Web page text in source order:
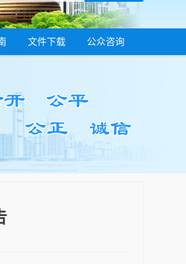
文件下载 公众咨询